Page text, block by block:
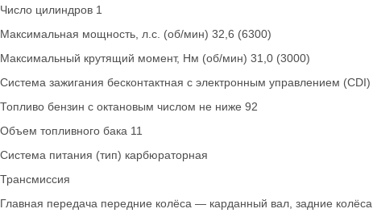
Число цилиндров 1
Максимальная мощность, л.с. (об/мин) 32,6 (6300)
Максимальный крутящий момент, Нм (об/мин) 31,0 (3000)
Система зажигания бесконтактная с электронным управлением (CDI)
Топливо бензин с октановым числом не ниже 92
Объем топливного бака 11
Система питания (тип) карбюраторная
Трансмиссия
Главная передача передние колёса — карданный вал, задние